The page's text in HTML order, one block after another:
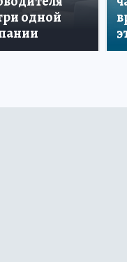
одной